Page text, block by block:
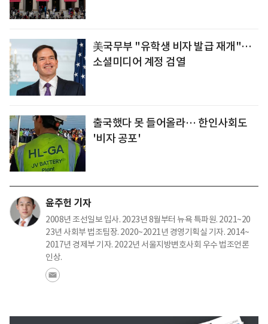
美국무부 "유학생 비자 발급 재개"…
소셜미디어 계정 검열
출국했다 못 들어올라… 한인사회도
'비자 공포'
윤주헌 기자
2008년 조선일보 입사. 2023년 8월부터 뉴욕 특파원. 2021~20
23년 사회부 법조팀장. 2020~2021년 경영기획실 기자. 2014~
2017년 경제부 기자. 2022년 서울지방변호사회 우수 법조언론
인상.